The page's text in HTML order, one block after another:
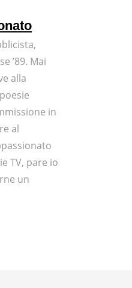
’89. Mai
alla
in
al
TV, pare io
un